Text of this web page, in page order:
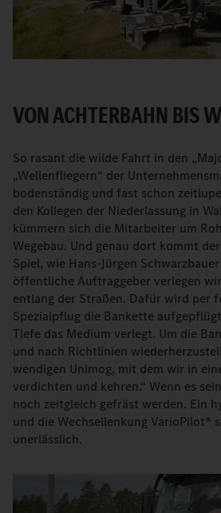
VON ACHTERBAHN BIS
So rasant die wilde Fahrt in den
„Wellenfliegern“ der
bodenständig und fast schon
den Kollegen der Niederlassung in
kümmern sich die Mitarbeiter um
Wegebau. Und genau dort kommt
Spiel, wie Hans-Jürgen
öffentliche Auftraggeber verlegen
entlang der Straßen. Dafür wird per
Spezialpflug die Bankette
Tiefe das Medium verlegt. Um die
und nach Richtlinien
wendigen Unimog, mit dem wir in
verdichten und kehren.“ Wenn es
noch zeitgleich gefräst werden. Ein
und die Wechsellenkung VarioPilot®
unerlässlich.